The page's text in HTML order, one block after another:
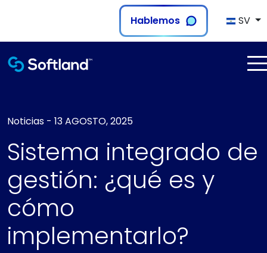
Hablemos SV
Noticias - 13 AGOSTO, 2025
Sistema integrado de
gestión: ¿qué es y
cómo
implementarlo?